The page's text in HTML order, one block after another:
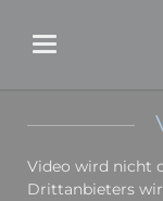
Video wird nicht
Drittanbieters